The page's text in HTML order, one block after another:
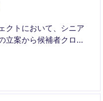
クトにおいて、シニア
立案から候補者クロー
職など幅広いポジショ
貢献いただく役割で